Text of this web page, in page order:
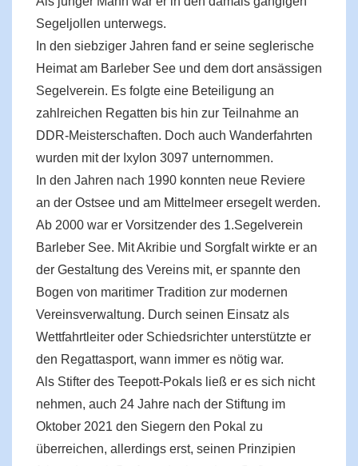
Segeljollen unterwegs.
In den siebziger Jahren fand er seine seglerische
Heimat am Barleber See und dem dort ansässigen
Segelverein. Es folgte eine Beteiligung an
zahlreichen Regatten bis hin zur Teilnahme an
DDR-Meisterschaften. Doch auch Wanderfahrten
wurden mit der Ixylon 3097 unternommen.
In den Jahren nach 1990 konnten neue Reviere
an der Ostsee und am Mittelmeer ersegelt werden.
Ab 2000 war er Vorsitzender des 1.Segelverein
Barleber See. Mit Akribie und Sorgfalt wirkte er an
der Gestaltung des Vereins mit, er spannte den
Bogen von maritimer Tradition zur modernen
Vereinsverwaltung. Durch seinen Einsatz als
Wettfahrtleiter oder Schiedsrichter unterstützte er
den Regattasport, wann immer es nötig war.
Als Stifter des Teepott-Pokals ließ er es sich nicht
nehmen, auch 24 Jahre nach der Stiftung im
Oktober 2021 den Siegern den Pokal zu
überreichen, allerdings erst, seinen Prinzipien